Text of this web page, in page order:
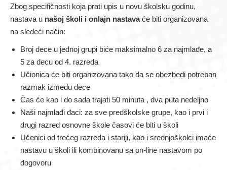
Zbog specifičnosti koja prati upis u novu školsku godinu,
nastava u našoj školi i onlajn nastavaće biti organizovana
na sledeći način:
Broj dece u jednoj grupi biće maksimalno 6 za najmlađe, a
5 za decu od 4. razreda
Učionica će biti organizovana tako da se obezbedi potreban
razmak između dece
Čas će kao i do sada trajati 50 minuta , dva puta nedeljno
Naši najmlađi đaci: za sve predškolske grupe, kao i prvi i
drugi razred osnovne škole časovi će biti u školi
Učenici od trećeg razreda i stariji, kao i srednjoškolci imaće
nastavu u školi ili kombinovanu sa on-line nastavom po
dogovoru